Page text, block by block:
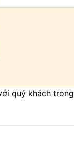
quý khách